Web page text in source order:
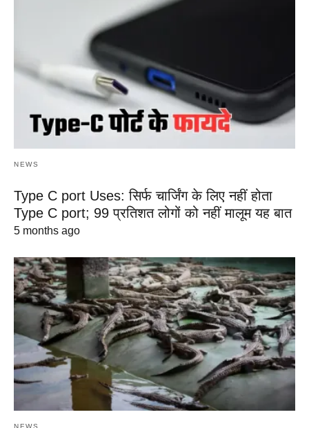
NEWS
Type C port Uses: सिर्फ चार्जिंग के लिए नहीं होता
Type C port; 99 प्रतिशत लोगों को नहीं मालूम यह बात
5 months ago
NEWS